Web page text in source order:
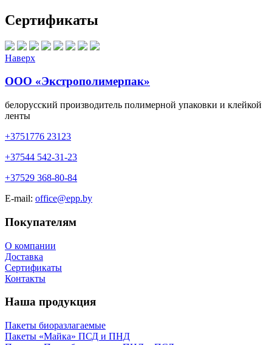
Сертификаты
Наверх
ООО «Экстрополимерпак»
белорусский производитель полимерной упаковки и клейкой
ленты
+3751776 23123
+37544 542-31-23
+37529 368-80-84
E-mail: office@epp.by
Покупателям
О компании
Доставка
Сертификаты
Контакты
Наша продукция
Пакеты биоразлагаемые
Пакеты «Майка» ПСД и ПНД